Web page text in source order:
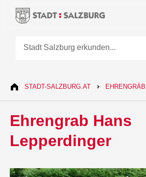
STADT-SALZBURG.AT
Ehrengrab Hans
Lepperdinger